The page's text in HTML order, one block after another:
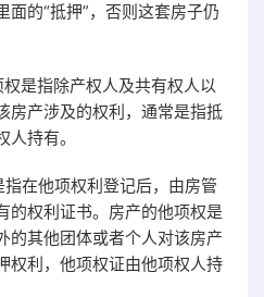
面的“抵押”，否则这套房子仍
是指除产权人及共有权人以
房产涉及的权利，通常是指抵
持有。
在他项权利登记后，由房管
的权利证书。房产的他项权是
的其他团体或者个人对该房产
权利，他项权证由他项权人持